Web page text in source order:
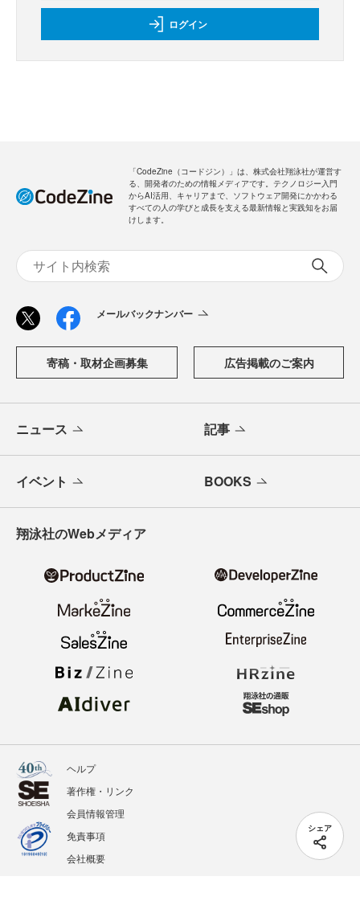
シェア
ログイン
「CodeZine（コードジン）」は、株式会社翔泳社が運営す
る、開発者のための情報メディアです。テクノロジー入門
からAI活用、キャリアまで、ソフトウェア開発にかかわる
すべての人の学びと成長を支える最新情報と実践知をお届
けします。
メールバックナンバー
寄稿・取材企画募集 広告掲載のご案内
ニュース 記事
イベント BOOKS
翔泳社のWebメディア
ヘルプ
著作権・リンク
会員情報管理
免責事項
会社概要